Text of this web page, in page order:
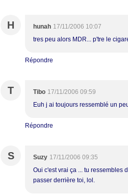
H hunah 17/11/2006 10:07
tres peu alors MDR... p'tre le
Répondre
T Tibo 17/11/2006 09:59
Euh j ai toujours ressemblé un
Répondre
S Suzy 17/11/2006 09:35
Oui c'est vrai ça ... tu ressembles
passer derrière toi, lol.